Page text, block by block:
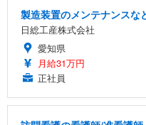
製造装置のメンテナンスな
日総工産株式会社
愛知県
月給31万円
正社員